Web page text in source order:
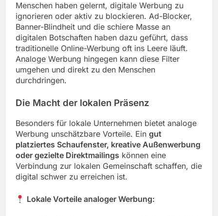
Menschen haben gelernt, digitale Werbung zu
ignorieren oder aktiv zu blockieren. Ad-Blocker,
Banner-Blindheit und die schiere Masse an
digitalen Botschaften haben dazu geführt, dass
traditionelle Online-Werbung oft ins Leere läuft.
Analoge Werbung hingegen kann diese Filter
umgehen und direkt zu den Menschen
durchdringen.
Die Macht der lokalen Präsenz
Besonders für lokale Unternehmen bietet analoge
Werbung unschätzbare Vorteile. Ein gut
platziertes Schaufenster, kreative Außenwerbung
oder gezielte Direktmailings können eine
Verbindung zur lokalen Gemeinschaft schaffen, die
digital schwer zu erreichen ist.
Lokale Vorteile analoger Werbung: